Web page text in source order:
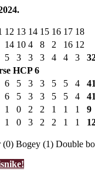
12 13 14 15 16 17 18
14 10 4 8 2 16 12
5 3 3 3 4 4 3
HCP6
6 5 3 3 5 5 4 41
6 5 3 3 5 5 4 41
1 0 2 2 1 1 1 9
1 0 3 2 2 1 1
(0) Bogey (1) Double